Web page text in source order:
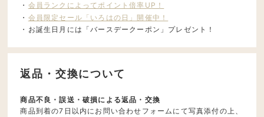
・ 会員ランクによってポイント倍率UP！
・ 会員限定セール「いろはの日」開催中！
・お誕生日月には「バースデークーポン」プレゼント！
返品・交換について
商品不良・誤送・破損による返品・交換
商品到着の7日以内にお問い合わせフォームにて写真添付の上、